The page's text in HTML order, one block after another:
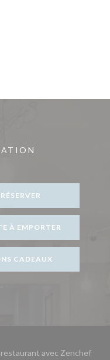
RÉSERVER
À EMPORTER
CADEAUX
avec Zenchef